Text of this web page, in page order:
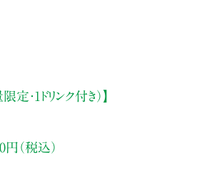
・1ドリンク付き）】
円（税込）